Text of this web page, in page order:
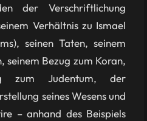
der Verschriftlichung
Verhältnis zu Ismael
seinen Taten, seinem
seinem Bezug zum Koran,
zum Judentum, der
seines Wesens und
– anhand des Beispiels